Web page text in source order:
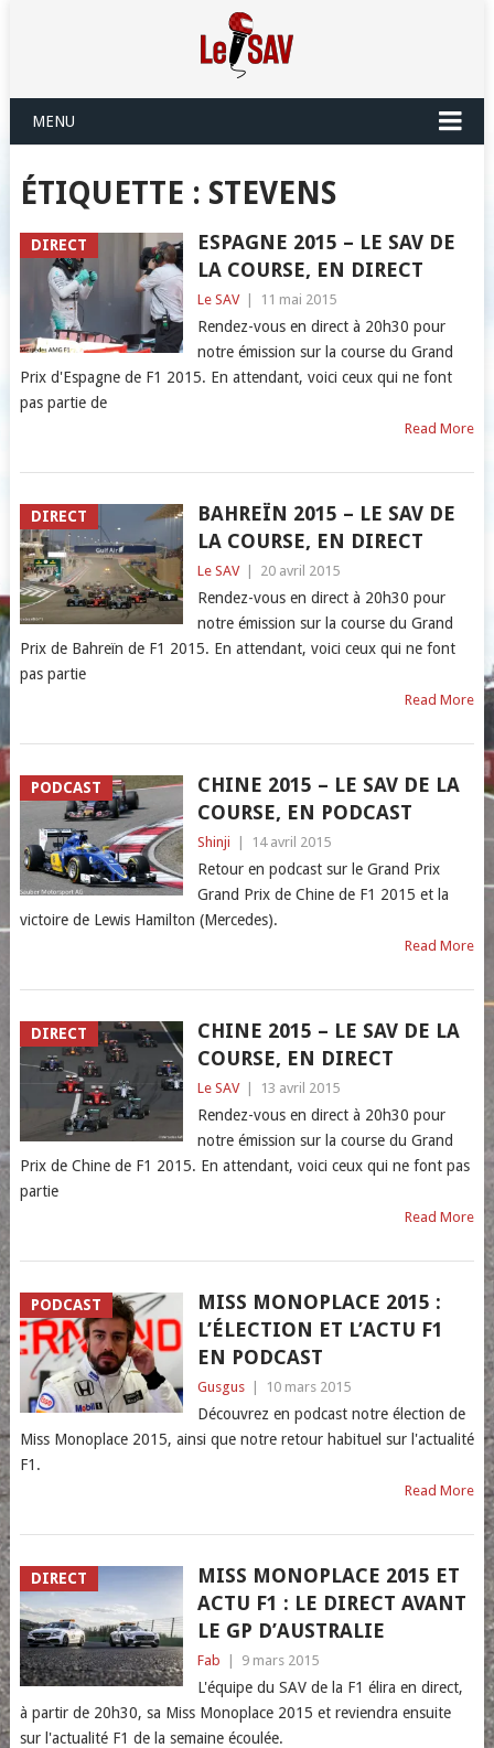
MENU
ÉTIQUETTE : STEVENS
DIRECT
ESPAGNE 2015 – LE SAV DE
LA COURSE, EN DIRECT
Le SAV 11 mai 2015
Rendez-vous en direct à 20h30 pour
notre émission sur la course du Grand
Prix d'Espagne de F1 2015. En attendant, voici ceux qui ne font
pas partie de
Read More
DIRECT
BAHREÏN 2015 – LE SAV DE
LA COURSE, EN DIRECT
Le SAV 20 avril 2015
Rendez-vous en direct à 20h30 pour
notre émission sur la course du Grand
Prix de Bahreïn de F1 2015. En attendant, voici ceux qui ne font
pas partie
Read More
PODCAST
CHINE 2015 – LE SAV DE LA
COURSE, EN PODCAST
Shinji 14 avril 2015
Retour en podcast sur le Grand Prix
Grand Prix de Chine de F1 2015 et la
victoire de Lewis Hamilton (Mercedes).
Read More
DIRECT
CHINE 2015 – LE SAV DE LA
COURSE, EN DIRECT
Le SAV 13 avril 2015
Rendez-vous en direct à 20h30 pour
notre émission sur la course du Grand
Prix de Chine de F1 2015. En attendant, voici ceux qui ne font pas
partie
Read More
PODCAST
MISS MONOPLACE 2015 :
L’ÉLECTION ET L’ACTU F1
EN PODCAST
Gusgus 10 mars 2015
Découvrez en podcast notre élection de
Miss Monoplace 2015, ainsi que notre retour habituel sur l'actualité
F1.
Read More
DIRECT
MISS MONOPLACE 2015 ET
ACTU F1 : LE DIRECT AVANT
LE GP D’AUSTRALIE
Fab 9 mars 2015
L'équipe du SAV de la F1 élira en direct,
à partir de 20h30, sa Miss Monoplace 2015 et reviendra ensuite
sur l'actualité F1 de la semaine écoulée.